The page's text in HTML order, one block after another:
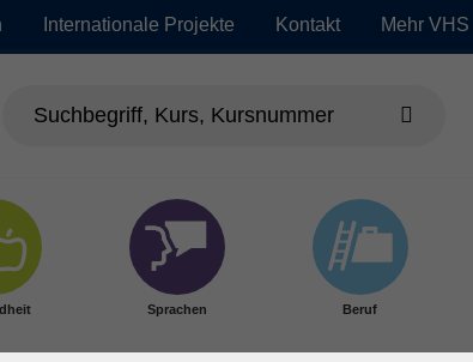
Internationale Projekte Kontakt Mehr VHS
Sprachen Beruf